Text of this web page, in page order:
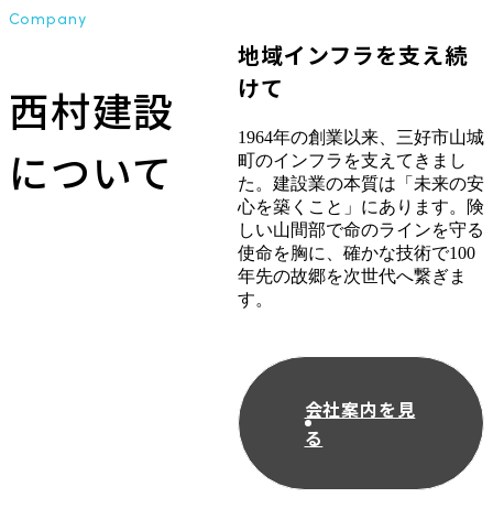
Company
西村建設
について
地域インフラを支え続
けて
1964年の創業以来、三好市山城
町のインフラを支えてきまし
た。建設業の本質は「未来の安
心を築くこと」にあります。険
しい山間部で命のラインを守る
使命を胸に、確かな技術で100
年先の故郷を次世代へ繋ぎま
す。
会社案内を見
る